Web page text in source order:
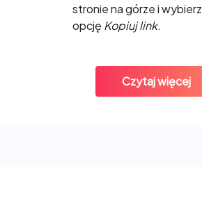
stronie na górze i wybierz
opcję Kopiuj link.
Czytaj więcej